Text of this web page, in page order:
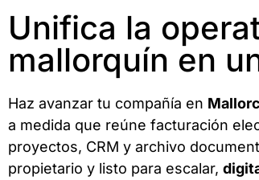
Unifica la
mallorquín en
Haz avanzar tu compañía en
a medida que reúne facturación
proyectos, CRM y archivo
propietario y listo para escalar,